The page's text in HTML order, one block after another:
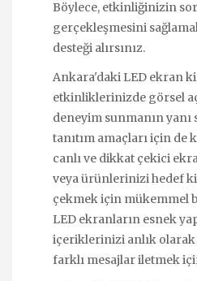
Böylece, etkinliğinizin
gerçekleşmesini
desteği alırsınız.
Ankara'daki LED ekran
etkinliklerinizde görsel
deneyim sunmanın yanı
tanıtım amaçları için de
canlı ve dikkat çekici
veya ürünlerinizi hedef
çekmek için mükemmel
LED ekranların esnek
içeriklerinizi anlık
farklı mesajlar iletmek